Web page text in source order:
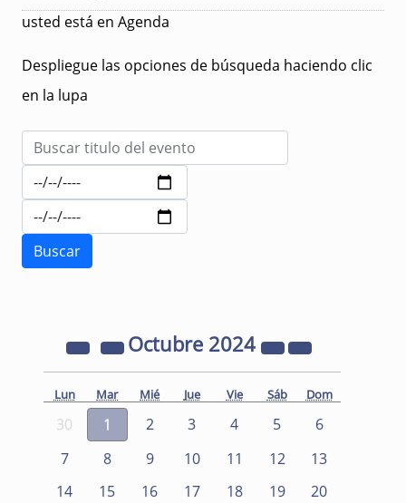
usted está en Agenda
Despliegue las opciones de búsqueda haciendo clic
en la lupa
Octubre 2024
Lun Mar Mié Jue Vie Sáb Dom
30 1 2 3 4 5
6
7
8 9 10 11 12
13
14
15 16 17 18 19
20